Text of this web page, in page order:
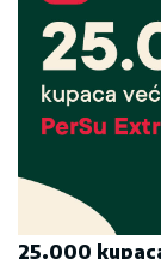
25.000